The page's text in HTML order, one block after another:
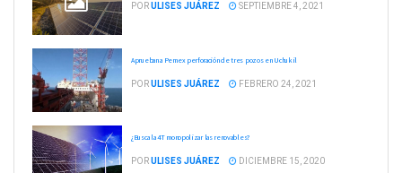
PORULISES JUÁREZ SEPTIEMBRE 4, 2021
Aprueban a Pemex perforación de tres pozos en Uchukil
PORULISES JUÁREZ FEBRERO 24, 2021
¿Busca la 4T monopolizar las renovables?
PORULISES JUÁREZ DICIEMBRE 15, 2020